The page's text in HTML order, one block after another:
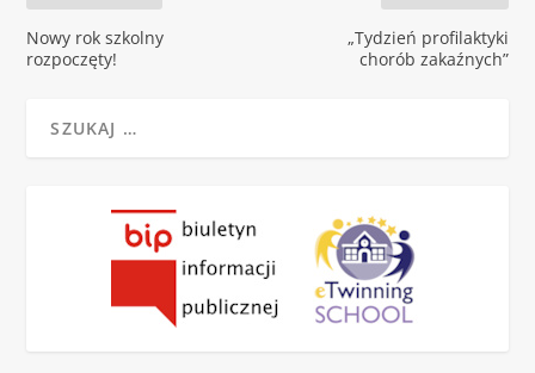
Nowy rok szkolny
rozpoczęty!
„Tydzień profilaktyki
chorób zakaźnych”